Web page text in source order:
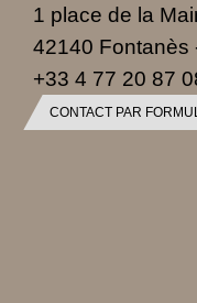
1 place de la
42140 Fontanès
+33 4 77 20 87
CONTACT PAR